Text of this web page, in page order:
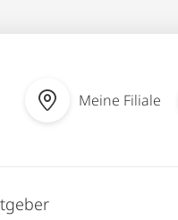
Meine Filiale